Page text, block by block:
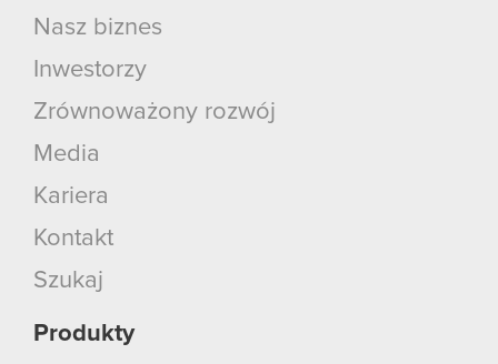
Nasz biznes
Inwestorzy
Zrównoważony rozwój
Media
Kariera
Kontakt
Szukaj
Produkty